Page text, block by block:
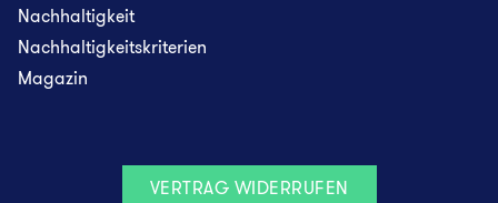
Nachhaltigkeit
Nachhaltigkeitskriterien
Magazin
VERTRAG WIDERRUFEN